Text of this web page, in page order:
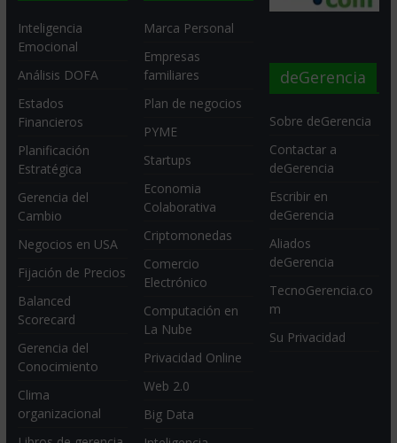
Inteligencia
Emocional
Análisis DOFA
Estados
Financieros
Planificación
Estratégica
Gerencia del
Cambio
Negocios en USA
Fijación de Precios
Balanced
Scorecard
Gerencia del
Conocimiento
Clima
organizacional
Marca Personal
Empresas
familiares
Plan de negocios
PYME
Startups
Economia
Colaborativa
Criptomonedas
Comercio
Electrónico
Computación en
La Nube
Privacidad Online
Web 2.0
Big Data
deGerencia
Sobre deGerencia
Contactar a
deGerencia
Escribir en
deGerencia
Aliados
deGerencia
TecnoGerencia.co
m
Su Privacidad